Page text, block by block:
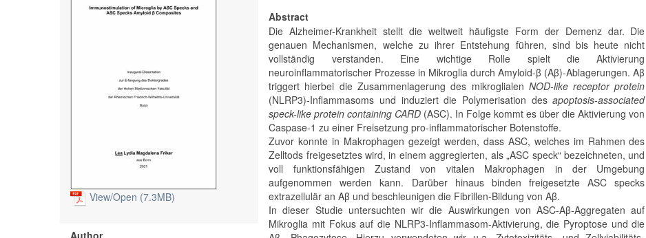
View/Open (7.3MB)
Abstract
Die Alzheimer-Krankheit stellt die weltweit häufigste Form der Demenz dar. Die
genauen Mechanismen, welche zu ihrer Entstehung führen, sind bis heute nicht
vollständig verstanden. Eine wichtige Rolle spielt die Aktivierung
neuroinflammatorischer Prozesse in Mikroglia durch Amyloid-β (Aβ)-Ablagerungen. Aβ
triggert hierbei die Zusammenlagerung des mikroglialen NOD-like receptor protein
(NLRP3)-Inflammasoms und induziert die Polymerisation desapoptosis-associated
speck-like protein containing CARD (ASC). In Folge kommt es über die Aktivierung von
Caspase-1 zu einer Freisetzung pro-inflammatorischer Botenstoffe.
Zuvor konnte in Makrophagen gezeigt werden, dass ASC, welches im Rahmen des
Zelltods freigesetztes wird, in einem aggregierten, als „ASC speck“ bezeichneten, und
voll funktionsfähigen Zustand von vitalen Makrophagen in der Umgebung
aufgenommen werden kann. Darüber hinaus binden freigesetzte ASC specks
extrazellulär an Aβ und beschleunigen die Fibrillen-Bildung von Aβ.
In dieser Studie untersuchten wir die Auswirkungen von ASC-Aβ-Aggregaten auf
Mikroglia mit Fokus auf die NLRP3-Inflammasom-Aktivierung, die Pyroptose und die